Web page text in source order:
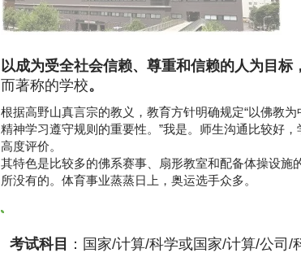
以成为受全社会信赖、尊重和信赖的人为目标，
而著称的学校。
根据高野山真言宗的教义，教育方针明确规定“以佛教为
精神学习遵守规则的重要性。”我是。师生沟通比较好
高度评价。
其特色是比较多的佛系赛事、扇形教室和配备体操设施
所没有的。体育事业蒸蒸日上，奥运选手众多。
考试科目 ：国家/计算/科学或国家/计算/公司/